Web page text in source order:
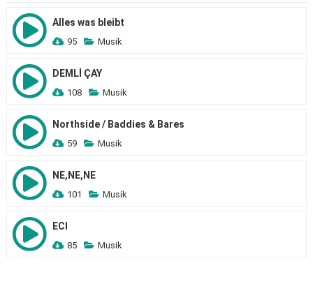
Alles was bleibt
95 Musik
DEMLİ ÇAY
108 Musik
Northside / Baddies & Bares
59 Musik
NE,NE,NE
101 Musik
ECI
85 Musik